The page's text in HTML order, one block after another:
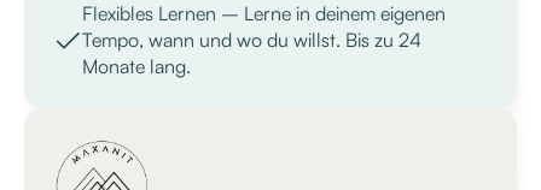
Flexibles Lernen – Lerne in deinem eigenen
Tempo, wann und wo du willst. Bis zu 24
Monate lang.